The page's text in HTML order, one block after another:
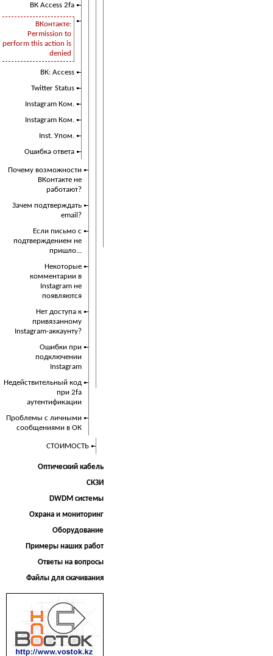
ВК Access 2fa
ВКонтакте:
Permission to
perform this action is
denied
ВК: Access
Twitter Status
Instagram Ком.
Instagram Ком.
Inst. Упом.
Ошибка ответа
Почему возможности
ВКонтакте не
работают?
Зачем подтверждать
email?
Если письмо с
подтверждением не
пришло...
Некоторые
комментарии в
Instagram не
появляются
Нет доступа к
привязанному
Instagram-аккаунту?
Ошибки при
подключении
Instagram
Недействительный код
при 2fa
аутентификации
Проблемы с личными
сообщениями в ОК
СТОИМОСТЬ
Оптический кабель
СКЗИ
DWDM системы
Охрана и мониторинг
Оборудование
Примеры наших работ
Ответы на вопросы
Файлы для скачивания